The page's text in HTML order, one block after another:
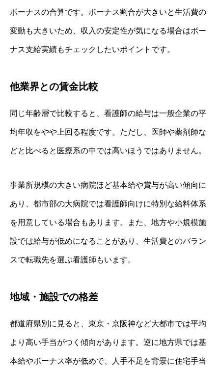
ボーナスの合算です。ボーナス割合が大きいと生活費の
変動も大きいため、収入の安定性が気になる場合はボー
ナス支給実績もチェックしたいポイントです。
他業界との賃金比較
同じ年齢層で比較すると、看護師の給与は一般企業の平
均年収をやや上回る程度です。ただし、医師や薬剤師な
どと比べると医療系の中では高いほうではありません。
事業所規模の大きい病院ほど基本給や賞与が高い傾向に
あり、都市部の大病院では看護師向けに特別な給料体系
を用意している場合もあります。また、地方や小規模施
設では給与が低めになることがあり、生活費とのバラン
スで転職先を選ぶ看護師もいます。
地域・施設での格差
都道府県別に見ると、東京・京阪神など大都市では平均
より高い手当がつく傾向があります。逆に地方県では基
本給やボーナス率が低めで、人手不足を背景に住宅手当